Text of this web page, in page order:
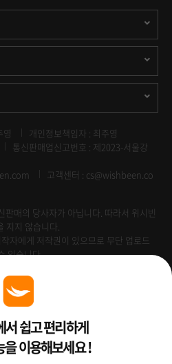
영
개인정보책임자 : 최주영
통신판매업신고번호 : 제2023-서울강
고객센터 : cs@wishbeen.co
매의 당사자가 아닙니다. 따라서 위시빈
지지 않습니다.
자에게 저작권이 있으므로 무단 업로드
있습니다.
서 쉽고 편리하게
을 이용해보세요 !